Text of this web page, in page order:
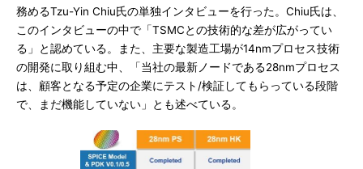
務めるTzu-Yin Chiu氏の単独インタビューを行った。Chiu氏は、
このインタビューの中で「TSMCとの技術的な差が広がってい
る」と認めている。また、主要な製造工場が14nmプロセス技術
の開発に取り組む中、「当社の最新ノードである28nmプロセス
は、顧客となる予定の企業にテスト/検証してもらっている段階
で、まだ機能していない」とも述べている。